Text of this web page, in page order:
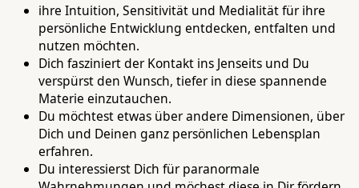
ihre Intuition, Sensitivität und Medialität für ihre
persönliche Entwicklung entdecken, entfalten und
nutzen möchten.
Dich fasziniert der Kontakt ins Jenseits und Du
verspürst den Wunsch, tiefer in diese spannende
Materie einzutauchen.
Du möchtest etwas über andere Dimensionen, über
Dich und Deinen ganz persönlichen Lebensplan
erfahren.
Du interessierst Dich für paranormale